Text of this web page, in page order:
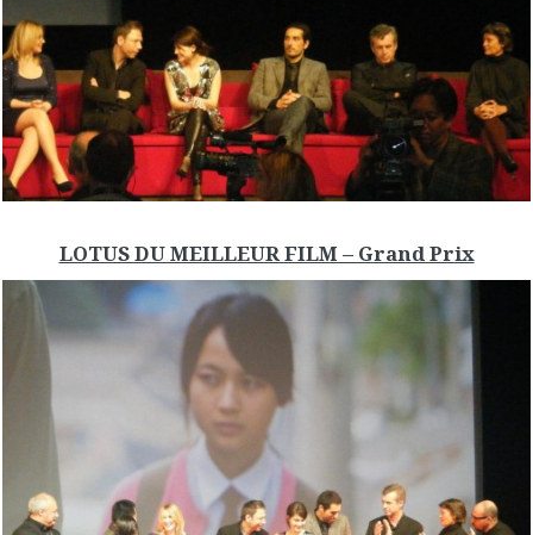
LOTUS DU MEILLEUR FILM – Grand Prix